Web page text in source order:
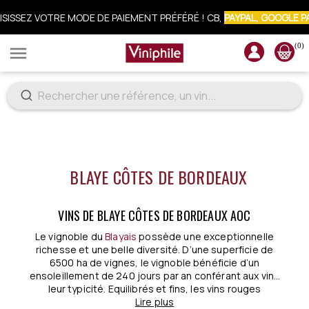
VOTRE MODE DE PAIEMENT PRÉFÉRÉ ! CB, PAYPAL, GOOGLE
VOUS À LA NEWSLETTER : 10% OFFERTS SUR VOTRE
 (0)
BLAYE CÔTES DE BORDEAUX
VINS DE BLAYE CÔTES DE BORDEAUX AOC
Le vignoble duBlayais possède une exceptionnelle
richesse et une belle diversité. D’une superficie de
6500 ha de vignes, le vignoble bénéficie d’un
ensoleillement de 240 jours par an conférant aux vins
leur typicité. Equilibrés et fins, les vins rouges
dégagent aussi une jolie finesse.
Lire plus